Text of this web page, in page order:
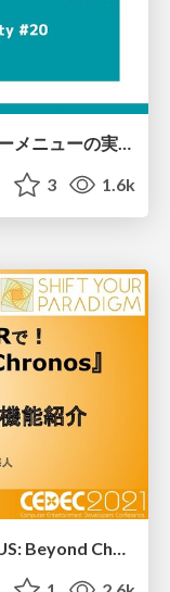
Unityで使える汎用的な ハンバーガーメニューの実装 / UniHamburger
3 1.6k